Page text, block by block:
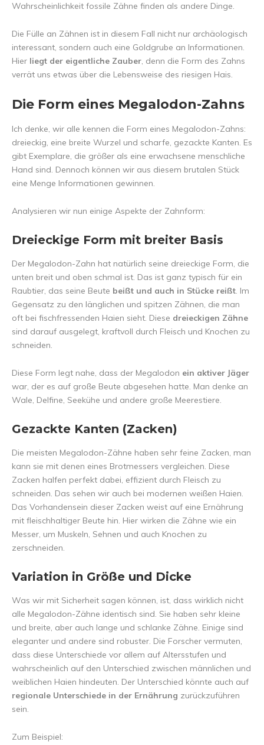
Wahrscheinlichkeit fossile Zähne finden als andere Dinge.
Die Fülle an Zähnen ist in diesem Fall nicht nur archäologisch
interessant, sondern auch eine Goldgrube an Informationen.
Hier liegt der eigentliche Zauber, denn die Form des Zahns
verrät uns etwas über die Lebensweise des riesigen Hais.
Die Form eines Megalodon-Zahns
Ich denke, wir alle kennen die Form eines Megalodon-Zahns:
dreieckig, eine breite Wurzel und scharfe, gezackte Kanten. Es
gibt Exemplare, die größer als eine erwachsene menschliche
Hand sind. Dennoch können wir aus diesem brutalen Stück
eine Menge Informationen gewinnen.
Analysieren wir nun einige Aspekte der Zahnform:
Dreieckige Form mit breiter Basis
Der Megalodon-Zahn hat natürlich seine dreieckige Form, die
unten breit und oben schmal ist. Das ist ganz typisch für ein
Raubtier, das seine Beute beißt und auch in Stücke reißt. Im
Gegensatz zu den länglichen und spitzen Zähnen, die man
oft bei fischfressenden Haien sieht. Diese dreieckigen Zähne
sind darauf ausgelegt, kraftvoll durch Fleisch und Knochen zu
schneiden.
Diese Form legt nahe, dass der Megalodon ein aktiver Jäger
war, der es auf große Beute abgesehen hatte. Man denke an
Wale, Delfine, Seekühe und andere große Meerestiere.
Gezackte Kanten (Zacken)
Die meisten Megalodon-Zähne haben sehr feine Zacken, man
kann sie mit denen eines Brotmessers vergleichen. Diese
Zacken halfen perfekt dabei, effizient durch Fleisch zu
schneiden. Das sehen wir auch bei modernen weißen Haien.
Das Vorhandensein dieser Zacken weist auf eine Ernährung
mit fleischhaltiger Beute hin. Hier wirken die Zähne wie ein
Messer, um Muskeln, Sehnen und auch Knochen zu
zerschneiden.
Variation in Größe und Dicke
Was wir mit Sicherheit sagen können, ist, dass wirklich nicht
alle Megalodon-Zähne identisch sind. Sie haben sehr kleine
und breite, aber auch lange und schlanke Zähne. Einige sind
eleganter und andere sind robuster. Die Forscher vermuten,
dass diese Unterschiede vor allem auf Altersstufen und
wahrscheinlich auf den Unterschied zwischen männlichen und
weiblichen Haien hindeuten. Der Unterschied könnte auch auf
regionale Unterschiede in der Ernährung zurückzuführen
sein.
Zum Beispiel: